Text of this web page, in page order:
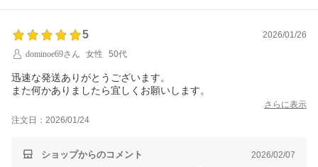
ありがとうございます。
またのお立ち寄りを、心よりお待ちしております。
【そ】お蕎麦研究会・そばけん満足店
ありがとう課
5
2026/01/26
dominoe69さん
女性 50代
迅速な発送ありがとうございます。
また何かありましたら宜しくお願いします。
さらに表示
注文日：2026/01/24
ショップからのコメント 2026/02/07